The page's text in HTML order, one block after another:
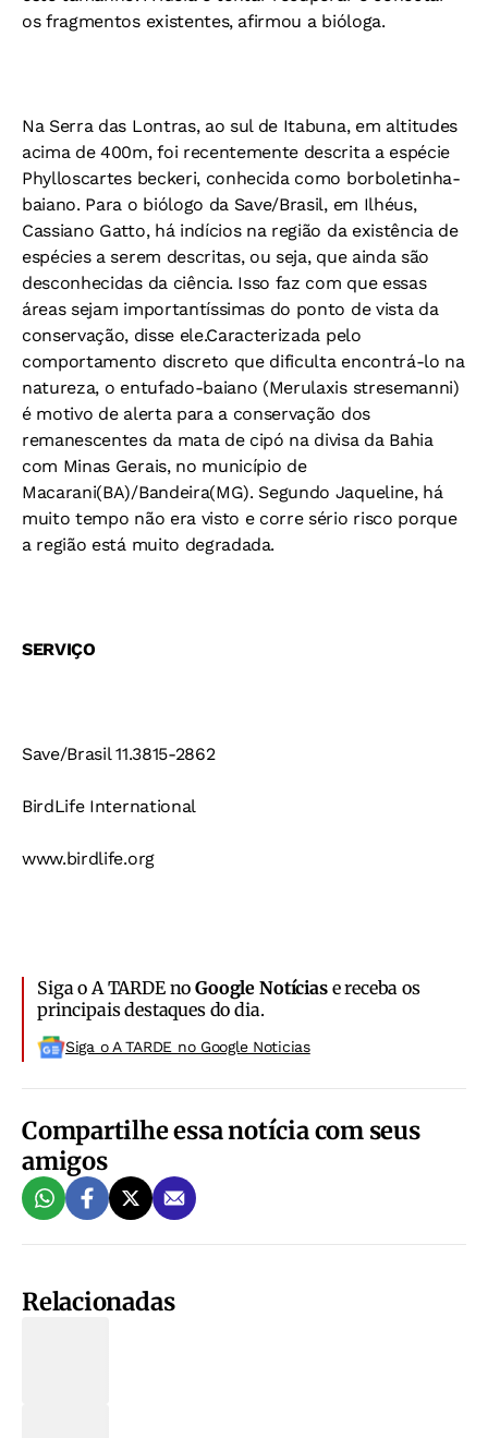
os fragmentos existentes, afirmou a bióloga.
Na Serra das Lontras, ao sul de Itabuna, em altitudes
acima de 400m, foi recentemente descrita a espécie
Phylloscartes beckeri, conhecida como borboletinha-
baiano. Para o biólogo da Save/Brasil, em Ilhéus,
Cassiano Gatto, há indícios na região da existência de
espécies a serem descritas, ou seja, que ainda são
desconhecidas da ciência. Isso faz com que essas
áreas sejam importantíssimas do ponto de vista da
conservação, disse ele.Caracterizada pelo
comportamento discreto que dificulta encontrá-lo na
natureza, o entufado-baiano (Merulaxis stresemanni)
é motivo de alerta para a conservação dos
remanescentes da mata de cipó na divisa da Bahia
com Minas Gerais, no município de
Macarani(BA)/Bandeira(MG). Segundo Jaqueline, há
muito tempo não era visto e corre sério risco porque
a região está muito degradada.
SERVIÇO
Save/Brasil 11.3815-2862
BirdLife International
www.birdlife.org
Siga o A TARDE noGoogle Notíciase receba os
principais destaques do dia.
Siga o A TARDE no Google Noticias
Compartilhe essa notícia com seus
amigos
Relacionadas